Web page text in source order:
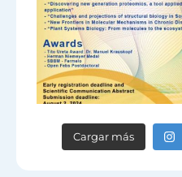
Cargar más